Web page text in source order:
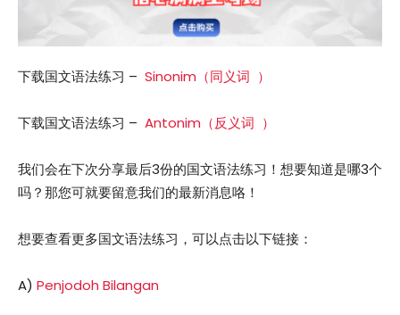
下载国文语法练习 – Sinonim（同义词 ）
下载国文语法练习 – Antonim（反义词 ）
我们会在下次分享最后3份的国文语法练习！想要知道是哪3个
吗？那您可就要留意我们的最新消息咯！
想要查看更多国文语法练习，可以点击以下链接：
A) Penjodoh Bilangan